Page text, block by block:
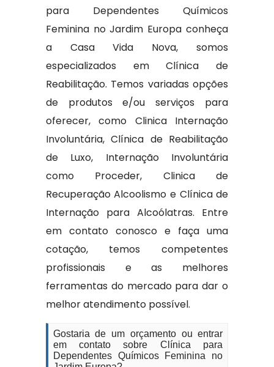
para Dependentes Químicos
Feminina no Jardim Europa conheça
a Casa Vida Nova, somos
especializados em Clínica de
Reabilitação. Temos variadas opções
de produtos e/ou serviços para
oferecer, como Clinica Internação
Involuntária, Clínica de Reabilitação
de Luxo, Internação Involuntária
como Proceder, Clinica de
Recuperação Alcoolismo e Clínica de
Internação para Alcoólatras. Entre
em contato conosco e faça uma
cotação, temos competentes
profissionais e as melhores
ferramentas do mercado para dar o
melhor atendimento possível.
Gostaria de um orçamento ou entrar
em contato sobre Clínica para
Dependentes Químicos Feminina no